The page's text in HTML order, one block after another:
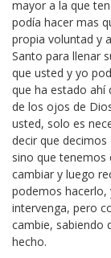
mayor a la que
podía hacer mas
propia voluntad y
Santo para llenar
que usted y yo
que ha estado ahí
de los ojos de
usted, solo es
decir que
sino que tenemos
cambiar y luego
podemos
intervenga, pero
cambie, sabiendo
hecho.